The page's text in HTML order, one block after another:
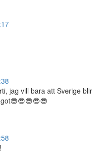
jag vill bara att Sverige blir